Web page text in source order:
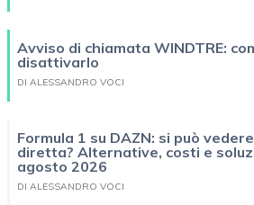
Avviso di chiamata WINDTRE:
disattivarlo
DI ALESSANDRO VOCI
Formula 1 su DAZN: si può
diretta? Alternative, costi e
agosto 2026
DI ALESSANDRO VOCI